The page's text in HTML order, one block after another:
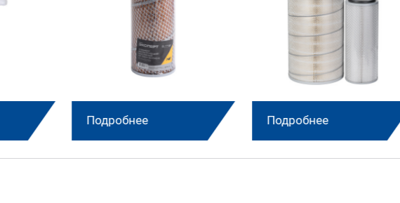
Подробнее Подробнее